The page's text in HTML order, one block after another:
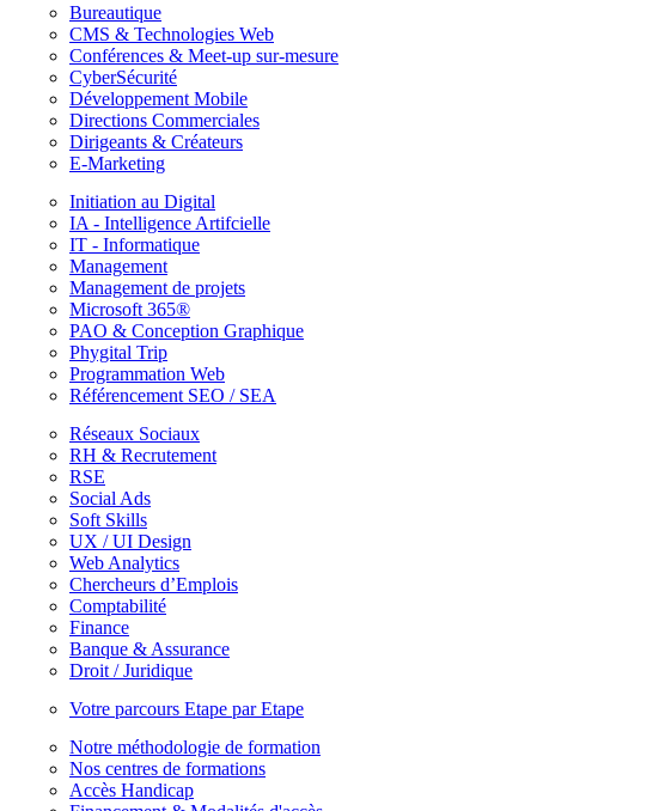
Bureautique
CMS & Technologies Web
Conférences & Meet-up sur-mesure
CyberSécurité
Développement Mobile
Directions Commerciales
Dirigeants & Créateurs
E-Marketing
Initiation au Digital
IA - Intelligence Artifcielle
IT - Informatique
Management
Management de projets
Microsoft 365®
PAO & Conception Graphique
Phygital Trip
Programmation Web
Référencement SEO / SEA
Réseaux Sociaux
RH & Recrutement
RSE
Social Ads
Soft Skills
UX / UI Design
Web Analytics
Chercheurs d’Emplois
Comptabilité
Finance
Banque & Assurance
Droit / Juridique
Votre parcours Etape par Etape
Notre méthodologie de formation
Nos centres de formations
Accès Handicap